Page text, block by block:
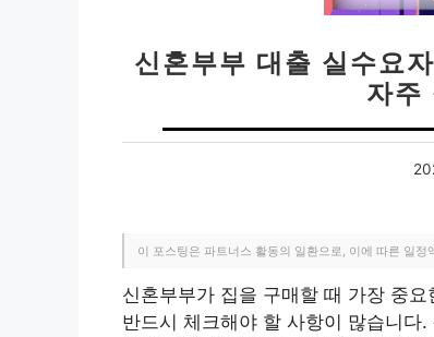
신혼부부 대출 실수요
자주
이 포스팅은 파트너스 활동의 일환으로, 이에 따른 일정
신혼부부가 집을 구매할 때 가장 중
반드시 체크해야 할 사항이 많습니다.